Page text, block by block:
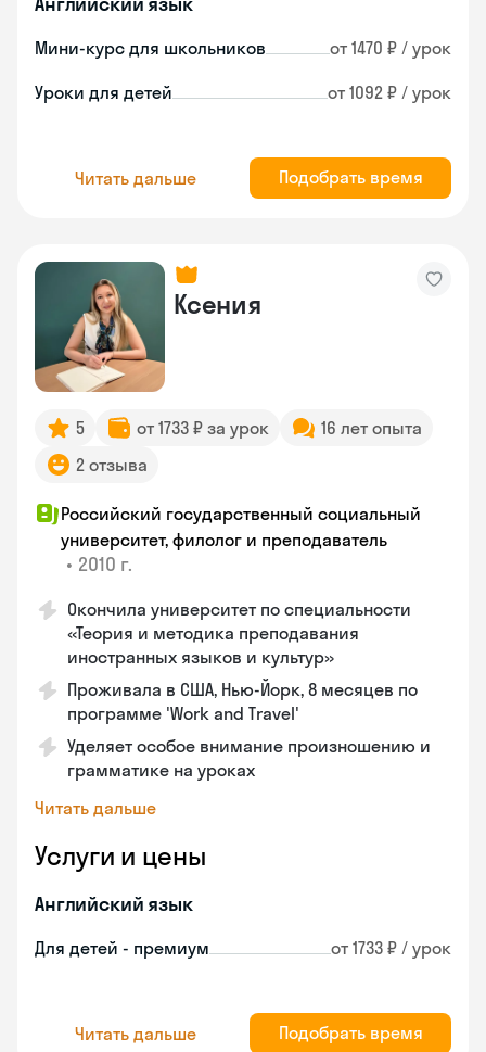
Мини-курс для школьников от 1470 ₽ / урок
Уроки для детей от 1092 ₽ / урок
Читать дальше Подобрать время
Ксения
5 от 1733 ₽ за урок
16 лет опыта
2 отзыва
Российский государственный социальный
университет, филолог и преподаватель
• 2010 г.
Окончила университет по специальности
«Теория и методика преподавания
иностранных языков и культур»
Проживала в США, Нью-Йорк, 8 месяцев по
программе 'Work and Travel'
Уделяет особое внимание произношению и
грамматике на уроках
Читать дальше
Услуги и цены
Английский язык
Для детей - премиум от 1733 ₽ / урок
Читать дальше Подобрать время